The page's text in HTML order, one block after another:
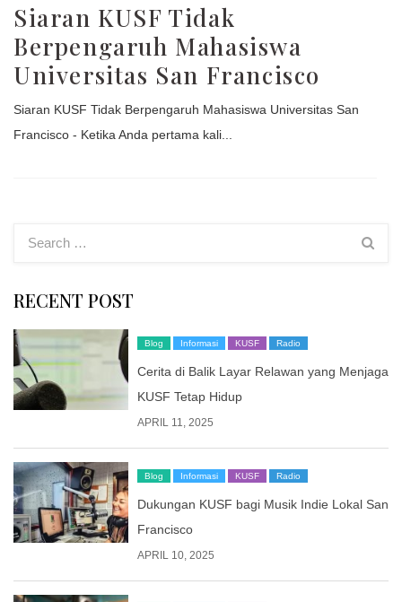
Siaran KUSF Tidak
Berpengaruh Mahasiswa
Universitas San Francisco
Siaran KUSF Tidak Berpengaruh Mahasiswa Universitas San
Francisco - Ketika Anda pertama kali...
RECENT POST
Blog Informasi KUSF Radio
Cerita di Balik Layar Relawan yang Menjaga
KUSF Tetap Hidup
APRIL 11, 2025
Blog Informasi KUSF Radio
Dukungan KUSF bagi Musik Indie Lokal San
Francisco
APRIL 10, 2025